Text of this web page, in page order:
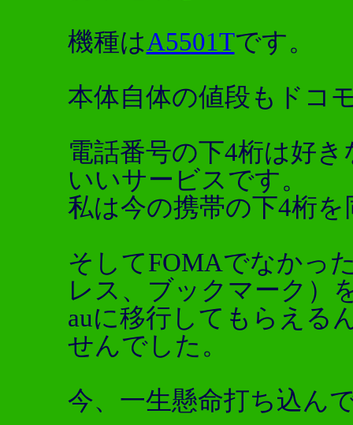
機種はA5501Tです。
本体自体の値段もドコ
電話番号の下4桁は好
いいサービスです。
私は今の携帯の下4桁
そしてFOMAでなかっ
レス、ブックマーク）
auに移行してもらえる
せんでした。
今、一生懸命打ち込ん